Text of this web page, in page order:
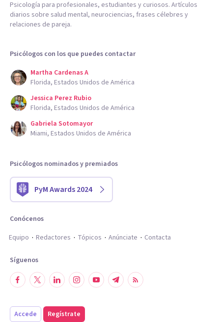
Psicología para profesionales, estudiantes y curiosos. Artículos
diarios sobre salud mental, neurociencias, frases célebres y
relaciones de pareja.
Psicólogos con los que puedes contactar
Martha Cardenas A
Florida, Estados Unidos de América
Jessica Perez Rubio
Florida, Estados Unidos de América
Gabriela Sotomayor
Miami, Estados Unidos de América
Psicólogos nominados y premiados
PyM Awards 2024
Conócenos
Equipo
Redactores Tópicos Anúnciate Contacta
Síguenos
Accede Regístrate